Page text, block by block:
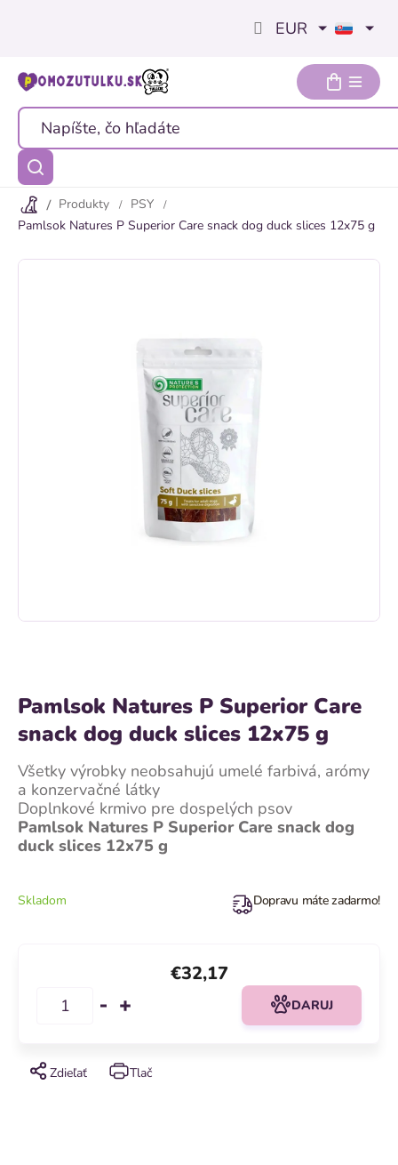
EUR
Produkty
PSY
Pamlsok Natures P Superior Care snack dog duck slices 12x75 g
Pamlsok Natures P Superior Care
snack dog duck slices 12x75 g
Pamlsok Natures P Superior Care snack dog
duck slices 12x75 g
Doplnkové krmivo pre dospelých psov
Všetky výrobky neobsahujú umelé farbivá, arómy
a konzervačné látky
Tlač
Zdieľať
Skladom Dopravu máte zadarmo!
€32,17
DARUJ